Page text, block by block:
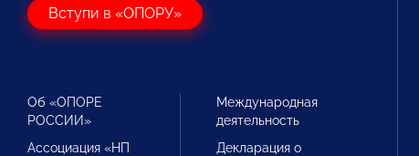
Вступи в «ОПОРУ»
Об «ОПОРЕ
РОССИИ»
Ассоциация «НП
Международная
деятельность
Декларация о